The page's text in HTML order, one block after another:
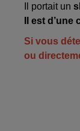
Il portait un
Il est
Si vous
ou